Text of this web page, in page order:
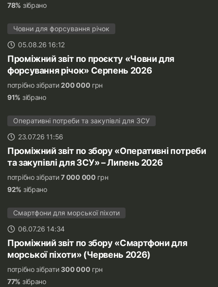
78% зібрано
Човни для форсування річок
05.08.26 16:12
Проміжний звіт по проєкту «Човни для
форсування річок» Серпень 2026
потрібно зібрати200 000 грн
91% зібрано
Оперативні потреби та закупівлі для ЗСУ
23.07.26 11:56
Проміжний звіт по збору «Оперативні потреби
та закупівлі для ЗСУ» – Липень 2026
потрібно зібрати7 000 000 грн
92% зібрано
Смартфони для морської піхоти
06.07.26 14:34
Проміжний звіт по збору «Смартфони для
морської піхоти» (Червень 2026)
потрібно зібрати300 000 грн
77% зібрано